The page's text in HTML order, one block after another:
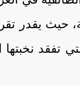
حيث يقدر
التي تفقد